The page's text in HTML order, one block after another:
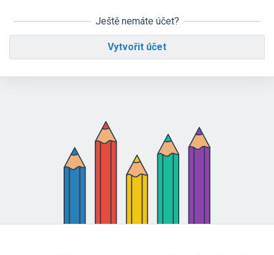
Ještě nemáte účet?
Vytvořit účet